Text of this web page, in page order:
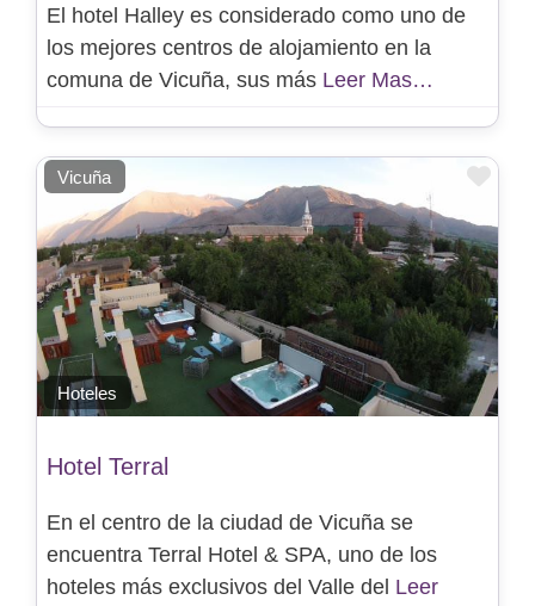
El hotel Halley es considerado como uno de
los mejores centros de alojamiento en la
comuna de Vicuña, sus más Leer Mas…
Vicuña
Hoteles
Hotel Terral
En el centro de la ciudad de Vicuña se
encuentra Terral Hotel & SPA, uno de los
hoteles más exclusivos del Valle del Leer